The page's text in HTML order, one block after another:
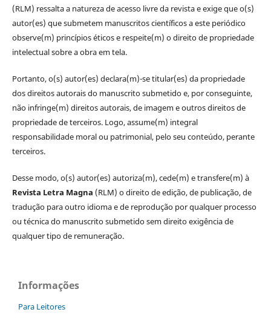
(RLM) ressalta a natureza de acesso livre da revista e exige que o(s)
autor(es) que submetem manuscritos científicos a este periódico
observe(m) princípios éticos e respeite(m) o direito de propriedade
intelectual sobre a obra em tela.
Portanto, o(s) autor(es) declara(m)-se titular(es) da propriedade
dos direitos autorais do manuscrito submetido e, por conseguinte,
não infringe(m) direitos autorais, de imagem e outros direitos de
propriedade de terceiros. Logo, assume(m) integral
responsabilidade moral ou patrimonial, pelo seu conteúdo, perante
terceiros.
Desse modo, o(s) autor(es) autoriza(m), cede(m) e transfere(m) à
Revista Letra Magna (RLM) o direito de edição, de publicação, de
tradução para outro idioma e de reprodução por qualquer processo
ou técnica do manuscrito submetido sem direito exigência de
qualquer tipo de remuneração.
Informações
Para Leitores